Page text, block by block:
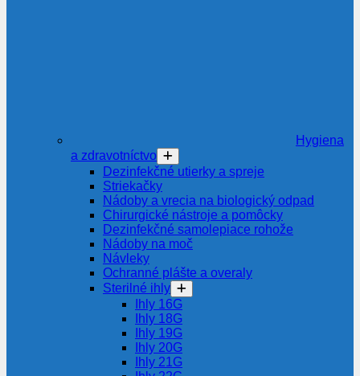
Hygiena
a zdravotníctvo
Dezinfekčné utierky a spreje
Striekačky
Nádoby a vrecia na biologický odpad
Chirurgické nástroje a pomôcky
Dezinfekčné samolepiace rohože
Nádoby na moč
Návleky
Ochranné plášte a overaly
Sterilné ihly
Ihly 16G
Ihly 18G
Ihly 19G
Ihly 20G
Ihly 21G